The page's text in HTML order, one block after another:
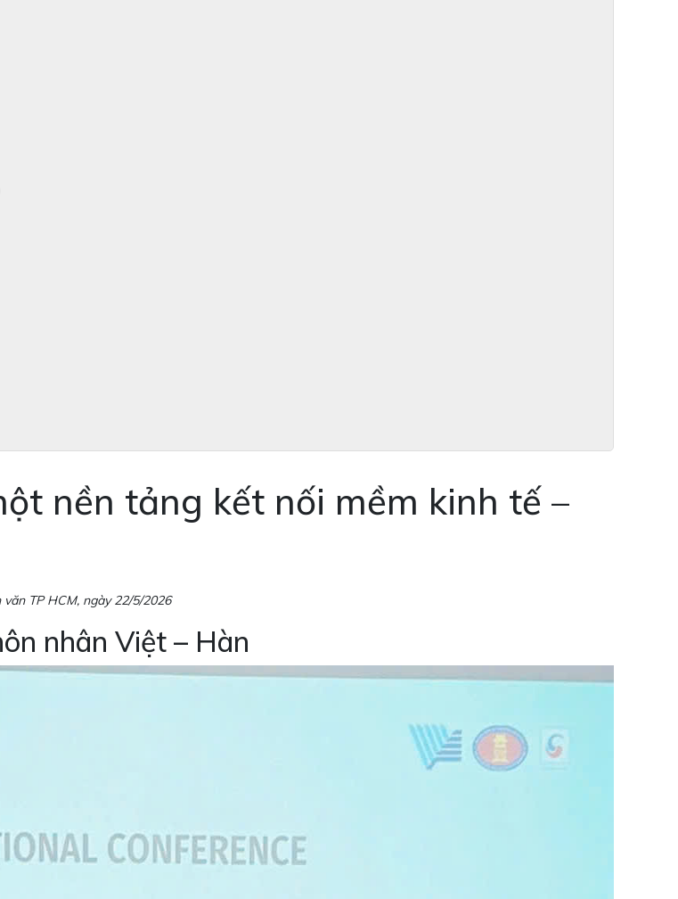
nền tảng kết nối mềm kinh tế –
TP HCM, ngày 22/5/2026
nhân Việt – Hàn